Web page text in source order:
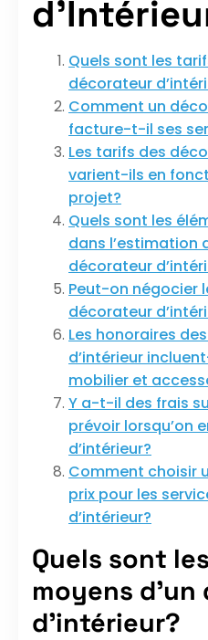
Quels sont les
décorateur
Comment un
facture-t-il ses
Les tarifs des
varient-ils en
projet?
Quels sont les
dans l’estimation
décorateur
Peut-on négocier
décorateur
Les honoraires
d’intérieur
mobilier et
Y a-t-il des frais
prévoir lorsqu’on
d’intérieur?
Comment choisir
prix pour les
d’intérieur?
Quels sont
moyens
d’intérieur?